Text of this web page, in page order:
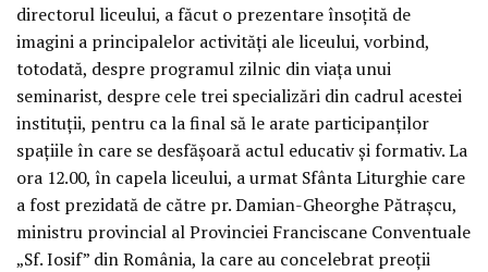
directorul liceului, a făcut o prezentare însoțită de
imagini a principalelor activități ale liceului, vorbind,
totodată, despre programul zilnic din viața unui
seminarist, despre cele trei specializări din cadrul acestei
instituții, pentru ca la final să le arate participanților
spațiile în care se desfășoară actul educativ și formativ. La
ora 12.00, în capela liceului, a urmat Sfânta Liturghie care
a fost prezidată de către pr. Damian-Gheorghe Pătrașcu,
ministru provincial al Provinciei Franciscane Conventuale
„Sf. Iosif” din România, la care au concelebrat preoții